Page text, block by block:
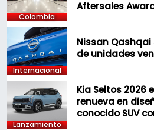
Colombia
Aftersales
Internacional
Nissan
de unidades
Lanzamiento
Kia Seltos 2026
renueva en
conocido SUV